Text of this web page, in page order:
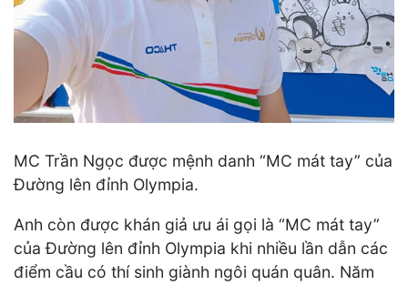
MC Trần Ngọc được mệnh danh “MC mát tay” của
Đường lên đỉnh Olympia.
Anh còn được khán giả ưu ái gọi là “MC mát tay”
của Đường lên đỉnh Olympia khi nhiều lần dẫn các
điểm cầu có thí sinh giành ngôi quán quân. Năm